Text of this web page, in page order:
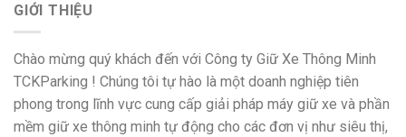
GIỚI THIỆU
Chào mừng quý khách đến với Công ty Giữ Xe Thông Minh
TCKParking ! Chúng tôi tự hào là một doanh nghiệp tiên
phong trong lĩnh vực cung cấp giải pháp máy giữ xe và phần
mềm giữ xe thông minh tự động cho các đơn vị như siêu thị,